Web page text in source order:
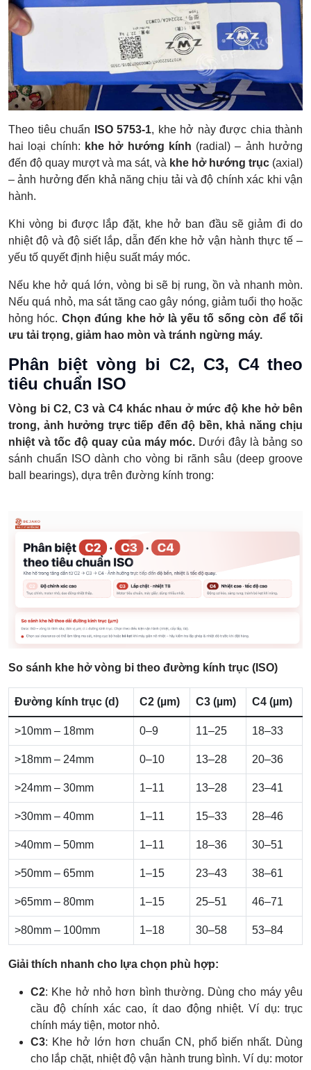
Theo tiêu chuẩn ISO 5753-1, khe hở này được chia thành
hai loại chính: khe hở hướng kính (radial) – ảnh hưởng
đến độ quay mượt và ma sát, và khe hở hướng trục (axial)
– ảnh hưởng đến khả năng chịu tải và độ chính xác khi vận
hành.
Khi vòng bi được lắp đặt, khe hở ban đầu sẽ giảm đi do
nhiệt độ và độ siết lắp, dẫn đến khe hở vận hành thực tế –
yếu tố quyết định hiệu suất máy móc.
Nếu khe hở quá lớn, vòng bi sẽ bị rung, ồn và nhanh mòn.
Nếu quá nhỏ, ma sát tăng cao gây nóng, giảm tuổi thọ hoặc
hỏng hóc. Chọn đúng khe hở là yếu tố sống còn để tối
ưu tải trọng, giảm hao mòn và tránh ngừng máy.
Phân biệt vòng bi C2, C3, C4 theo
tiêu chuẩn ISO
Vòng bi C2, C3 và C4 khác nhau ở mức độ khe hở bên
trong, ảnh hưởng trực tiếp đến độ bền, khả năng chịu
nhiệt và tốc độ quay của máy móc. Dưới đây là bảng so
sánh chuẩn ISO dành cho vòng bi rãnh sâu (deep groove
ball bearings), dựa trên đường kính trong:
So sánh khe hở vòng bi theo đường kính trục (ISO)
Đường kính trục (d) C2 (µm) C3 (µm) C4 (µm)
>10mm – 18mm 0–9 11–25 18–33
>18mm – 24mm 0–10 13–28 20–36
>24mm – 30mm 1–11 13–28 23–41
>30mm – 40mm 1–11 15–33 28–46
>40mm – 50mm 1–11 18–36 30–51
>50mm – 65mm 1–15 23–43 38–61
>65mm – 80mm 1–15 25–51 46–71
>80mm – 100mm 1–18 30–58 53–84
Giải thích nhanh cho lựa chọn phù hợp:
C2: Khe hở nhỏ hơn bình thường. Dùng cho máy yêu
cầu độ chính xác cao, ít dao động nhiệt. Ví dụ: trục
chính máy tiện, motor nhỏ.
C3: Khe hở lớn hơn chuẩn CN, phổ biến nhất. Dùng
cho lắp chặt, nhiệt độ vận hành trung bình. Ví dụ: motor